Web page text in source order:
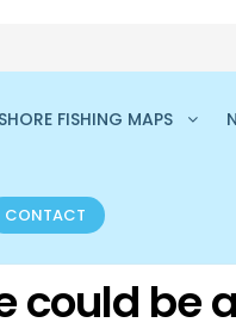
FISHING MAPS
CONTACT
could be